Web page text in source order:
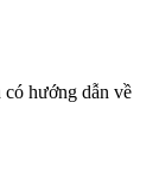
hướng dẫn về